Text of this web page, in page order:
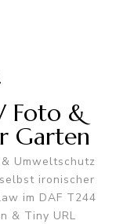
Foto &
Garten
Umweltschutz
ironischer
im DAF T244
& Tiny URL